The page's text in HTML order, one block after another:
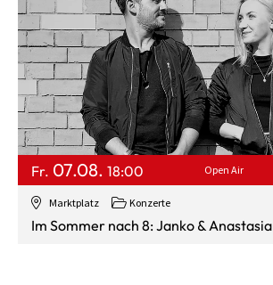
Marktplatz Konzerte
Fr. 07.08. 18:00 Open Air
Im Sommer nach 8: Janko & Anastasia